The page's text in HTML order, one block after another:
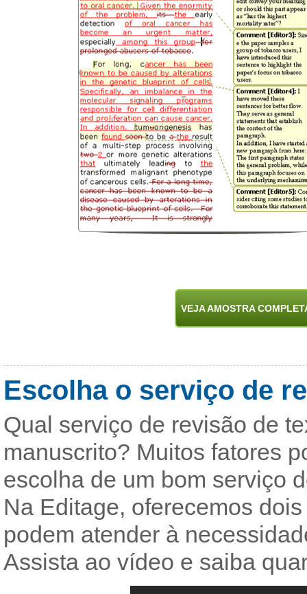
VEJA AMOSTRA
Escolha o serviço de
Qual serviço de revisão de
manuscrito? Muitos fatores
escolha de um bom serviço
Na Editage, oferecemos
podem atender à
Assista ao vídeo e saiba